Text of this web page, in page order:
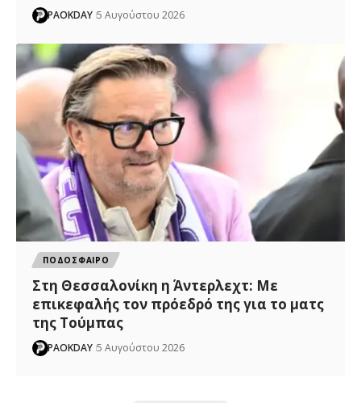
PAOKDAY 5 Αυγούστου 2026
ΠΟΔΟΣΦΑΙΡΟ
Στη Θεσσαλονίκη η Άντερλεχτ: Με
επικεφαλής τον πρόεδρό της για το ματς
της Τούμπας
PAOKDAY 5 Αυγούστου 2026